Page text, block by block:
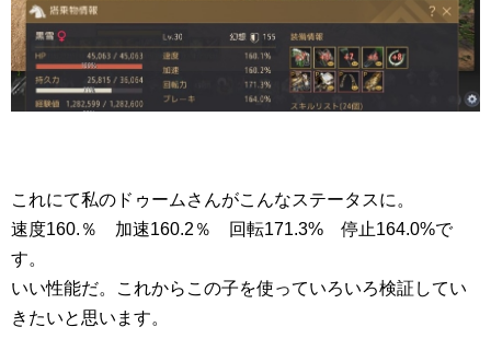
これにて私のドゥームさんがこんなステータスに。
速度160.％ 加速160.2％ 回転171.3% 停止164.0%で
す。
いい性能だ。これからこの子を使っていろいろ検証してい
きたいと思います。